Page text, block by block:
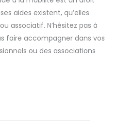
aides existent, qu’elles
associatif. N’hésitez pas à
faire accompagner dans vos
ou des associations